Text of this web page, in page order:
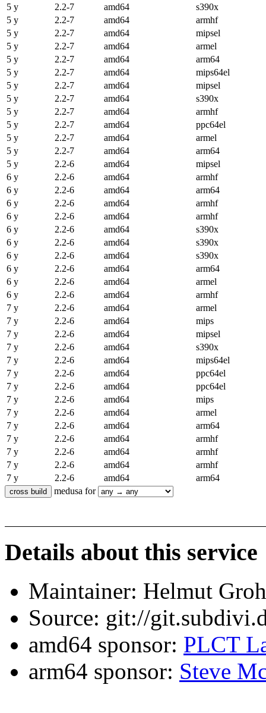
5 y
2.2-7 amd64
s390x
5 y
2.2-7 amd64
armhf
5 y
2.2-7 amd64
mipsel
5 y
2.2-7 amd64
armel
5 y
2.2-7 amd64
arm64
5 y
2.2-7 amd64
mips64el
5 y
2.2-7 amd64
mipsel
5 y
2.2-7 amd64
s390x
5 y
2.2-7 amd64
armhf
5 y
2.2-7 amd64
ppc64el
5 y
2.2-7 amd64
armel
5 y
2.2-7 amd64
arm64
5 y
2.2-6 amd64
mipsel
6 y
2.2-6 amd64
armhf
6 y
2.2-6 amd64
arm64
6 y
2.2-6 amd64
armhf
6 y
2.2-6 amd64
armhf
6 y
2.2-6 amd64
s390x
6 y
2.2-6 amd64
s390x
6 y
2.2-6 amd64
s390x
6 y
2.2-6 amd64
arm64
6 y
2.2-6 amd64
armel
6 y
2.2-6 amd64
armhf
7 y
2.2-6 amd64
armel
7 y
2.2-6 amd64
mips
7 y
2.2-6 amd64
mipsel
7 y
2.2-6 amd64
s390x
7 y
2.2-6 amd64
mips64el
7 y
2.2-6 amd64
ppc64el
7 y
2.2-6 amd64
ppc64el
7 y
2.2-6 amd64
mips
7 y
2.2-6 amd64
armel
7 y
2.2-6 amd64
arm64
7 y
2.2-6 amd64
armhf
7 y
2.2-6 amd64
armhf
7 y
2.2-6 amd64
armhf
7 y
2.2-6 amd64
arm64
medusa for
Details about this service
Maintainer: Helmut
Source: git://
amd64 sponsor: PLCT
arm64 sponsor: Steve